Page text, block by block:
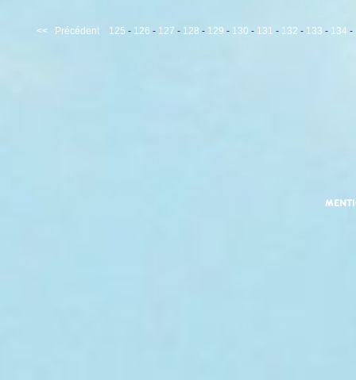
<< Précédent 125 - 126 - 127 - 128 - 129 - 130 - 131 - 132 - 133 - 134 -